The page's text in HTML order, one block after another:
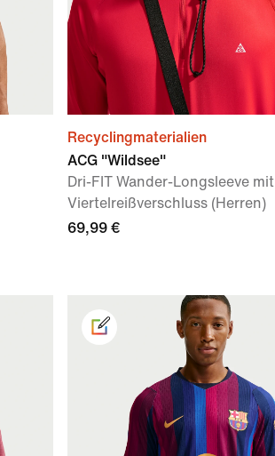
Recyclingmaterialien
ACG "Wildsee"
Dri-FIT Wander-Longsleeve mit
Viertelreißverschluss (Herren)
69,99 €